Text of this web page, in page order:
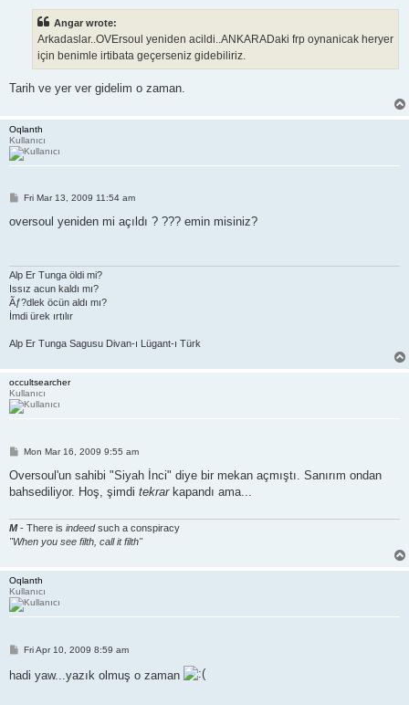
Angar wrote:
Arkadaslar..OVErsoul yeniden acildi..ANKARADaki frp oynanicak heryer
için benimle irtibata geçerseniz gidebiliriz.
Tarih ve yer ver gidelim o zaman.
Oqlanth
Kullanıcı
P
s
Fri Mar 13, 2009 11:54 am
oversoul yeniden mi açıldı ? ??? emin misiniz?
Alp Er Tunga öldi mi?
Issız acun kaldı mı?
Ãƒ?dlek öcün aldı mı?
İmdi ürek ırtılır
Alp Er Tunga Sagusu Divan-ı Lügant-ı Türk
occultsearcher
Kullanıcı
P
s
Mon Mar 16, 2009 9:55 am
Oversoul'un sahibi "Siyah İnci" diye bir mekan açmıştı. Sanırım ondan
bahsediliyor. Hoş, şimdi tekrarkapandı ama...
M- There is indeedsuch a conspiracy
"When you see filth, call it filth"
Oqlanth
Kullanıcı
P
t
Fri Apr 10, 2009 8:59 am
hadi yaw...yazık olmuş o zaman